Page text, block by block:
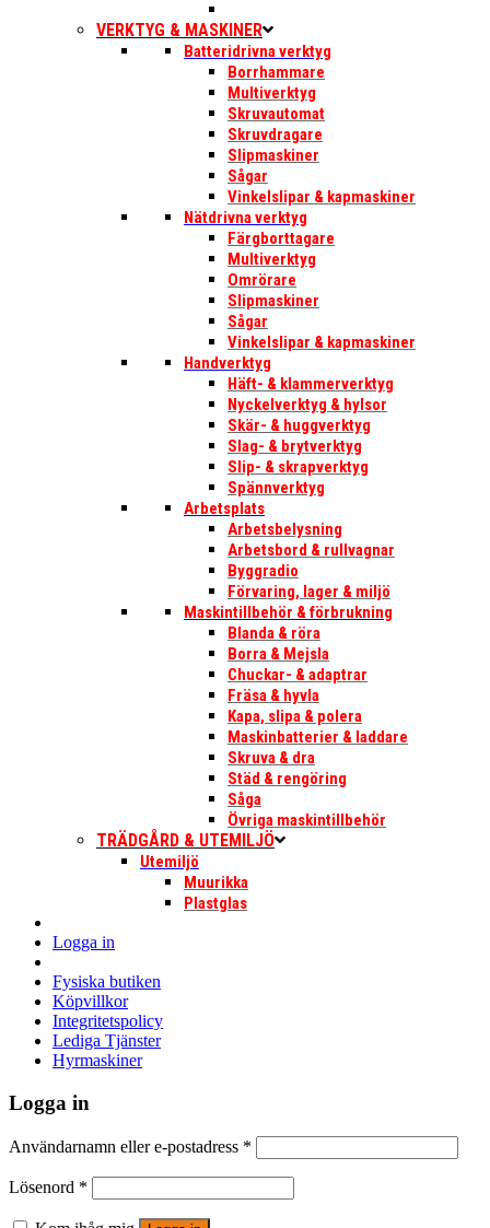
VERKTYG & MASKINER
Batteridrivna verktyg
Borrhammare
Multiverktyg
Skruvautomat
Skruvdragare
Slipmaskiner
Sågar
Vinkelslipar & kapmaskiner
Nätdrivna verktyg
Färgborttagare
Multiverktyg
Omrörare
Slipmaskiner
Sågar
Vinkelslipar & kapmaskiner
Handverktyg
Häft- & klammerverktyg
Nyckelverktyg & hylsor
Skär- & huggverktyg
Slag- & brytverktyg
Slip- & skrapverktyg
Spännverktyg
Arbetsplats
Arbetsbelysning
Arbetsbord & rullvagnar
Byggradio
Förvaring, lager & miljö
Maskintillbehör & förbrukning
Blanda & röra
Borra & Mejsla
Chuckar- & adaptrar
Fräsa & hyvla
Kapa, slipa & polera
Maskinbatterier & laddare
Skruva & dra
Städ & rengöring
Såga
Övriga maskintillbehör
TRÄDGÅRD & UTEMILJÖ
Utemiljö
Muurikka
Plastglas
Logga in
Fysiska butiken
Köpvillkor
Integritetspolicy
Lediga Tjänster
Hyrmaskiner
Logga in
Användarnamn eller e-postadress *
Lösenord *